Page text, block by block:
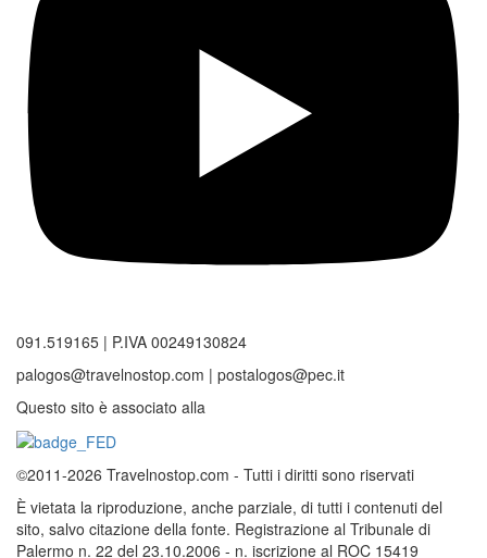
091.519165 | P.IVA 00249130824
palogos@travelnostop.com | postalogos@pec.it
Questo sito è associato alla
©2011-2026 Travelnostop.com - Tutti i diritti sono riservati
È vietata la riproduzione, anche parziale, di tutti i contenuti del
sito, salvo citazione della fonte. Registrazione al Tribunale di
Palermo n. 22 del 23.10.2006 - n. iscrizione al ROC 15419